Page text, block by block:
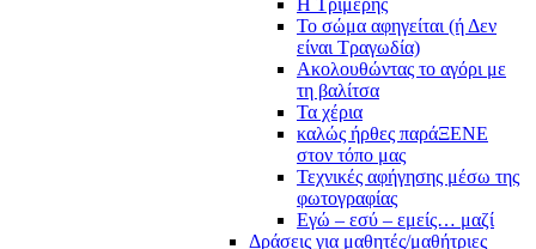
Η Τριμερής
Το σώμα αφηγείται (ή Δεν
είναι Τραγωδία)
Ακολουθώντας το αγόρι με
τη βαλίτσα
Τα χέρια
καλώς ήρθες παράΞΕΝΕ
στον τόπο μας
Τεχνικές αφήγησης μέσω της
φωτογραφίας
Εγώ – εσύ – εμείς… μαζί
Δράσεις για μαθητές/μαθήτριες